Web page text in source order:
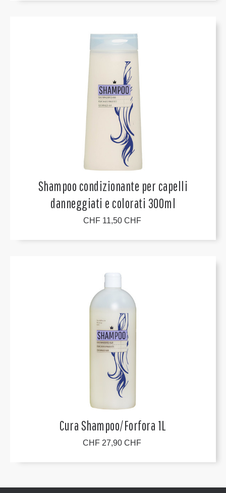
Shampoo condizionante per capelli
danneggiati e colorati 300ml
CHF 11,50 CHF
Cura Shampoo/Forfora 1L
CHF 27,90 CHF